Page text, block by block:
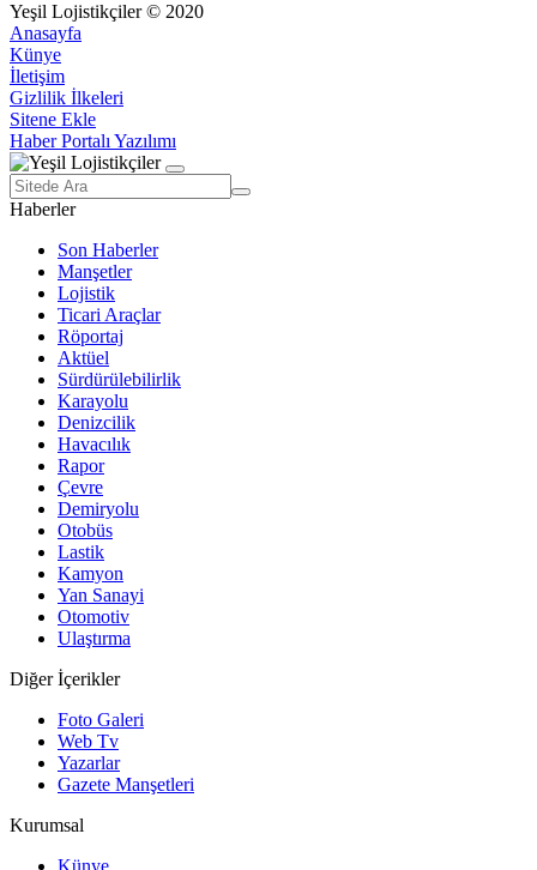
Yeşil Lojistikçiler © 2020
Anasayfa
Künye
İletişim
Gizlilik İlkeleri
Sitene Ekle
Haber Portalı Yazılımı
Haberler
Son Haberler
Manşetler
Lojistik
Ticari Araçlar
Röportaj
Aktüel
Sürdürülebilirlik
Karayolu
Denizcilik
Havacılık
Rapor
Çevre
Demiryolu
Otobüs
Lastik
Kamyon
Yan Sanayi
Otomotiv
Ulaştırma
Diğer İçerikler
Foto Galeri
Web Tv
Yazarlar
Gazete Manşetleri
Kurumsal